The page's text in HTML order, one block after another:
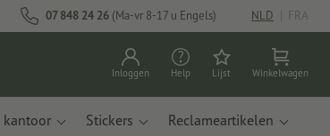
07 848 24 26 (Ma-vr 8-17 u Engels) NLD | FRA
Inloggen Help Lijst Winkelwagen
kantoor Stickers Reclameartikelen